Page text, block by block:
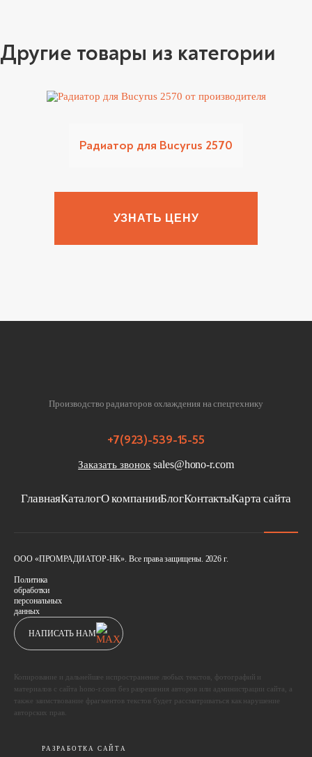
Другие товары из категории
Радиатор для Bucyrus 2570
УЗНАТЬ ЦЕНУ
Производство радиаторов охлаждения на спецтехнику
ГлавнаяКаталогО компанииБлогКонтактыКарта сайта
+7(923)-539-15-55
Заказать звонок sales@hono-r.com
ООО «ПРОМРАДИАТОР-НК». Все права защищены. 2026 г.
Политика
обработки
персональных
данных
НАПИСАТЬ НАМ
Копирование и дальнейшее испространение любых текстов, фотографий и
материалов с сайта hono-r.com без разрешения авторов или администрации сайта, а
также заимствование фрагментов текстов будет рассматриваться как нарушение
авторских прав.
РАЗРАБОТКА САЙТА